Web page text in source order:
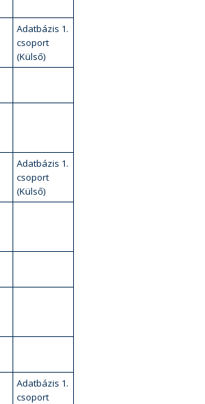
Adatbázis 1.
csoport
(Külső)
Adatbázis 1.
csoport
(Külső)
Adatbázis 1.
csoport